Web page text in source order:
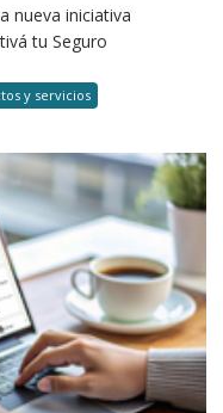
nueva iniciativa
tu Seguro
y servicios